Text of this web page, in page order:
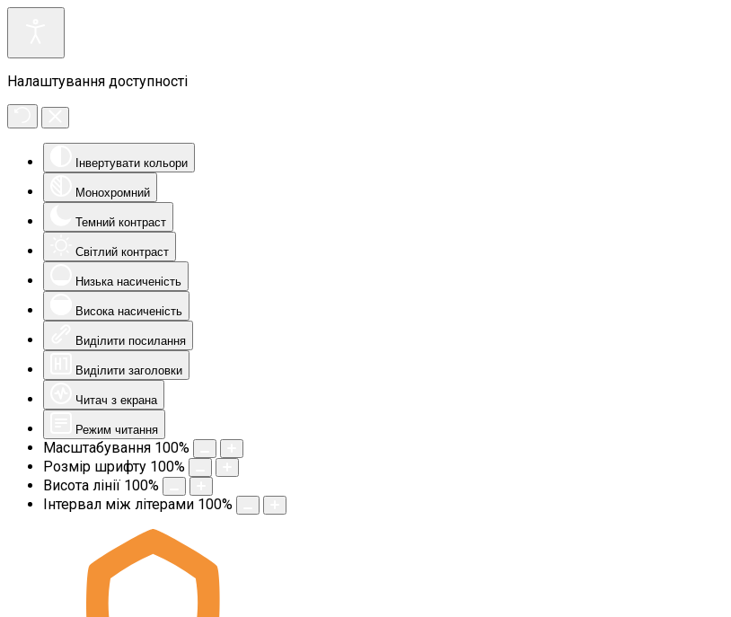
Налаштування доступності
Інвертувати кольори
Монохромний
Темний контраст
Світлий контраст
Низька насиченість
Висока насиченість
Виділити посилання
Виділити заголовки
Читач з екрана
Режим читання
Масштабування 100%
Розмір шрифту 100%
Висота лінії 100%
Інтервал між літерами 100%